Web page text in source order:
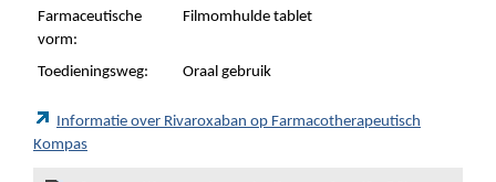
Farmaceutische
vorm:
Filmomhulde tablet
Toedieningsweg: Oraal gebruik
Informatie over Rivaroxaban op Farmacotherapeutisch
Kompas